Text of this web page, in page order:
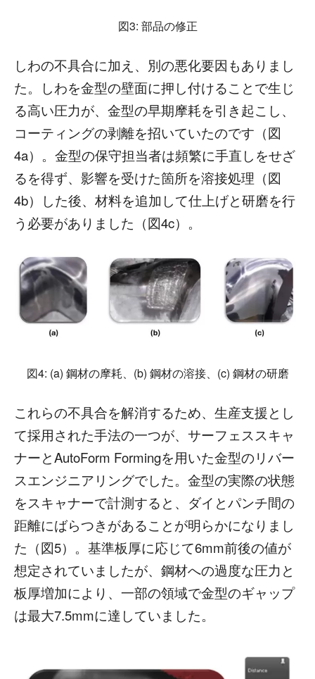
図3: 部品の修正
しわの不具合に加え、別の悪化要因もありまし
た。しわを金型の壁面に押し付けることで生じ
る高い圧力が、金型の早期摩耗を引き起こし、
コーティングの剥離を招いていたのです（図
4a）。金型の保守担当者は頻繁に手直しをせざ
るを得ず、影響を受けた箇所を溶接処理（図
4b）した後、材料を追加して仕上げと研磨を行
う必要がありました（図4c）。
図4: (a) 鋼材の摩耗、(b) 鋼材の溶接、(c) 鋼材の研磨
これらの不具合を解消するため、生産支援とし
て採用された手法の一つが、サーフェススキャ
ナーとAutoForm Formingを用いた金型のリバー
スエンジニアリングでした。金型の実際の状態
をスキャナーで計測すると、ダイとパンチ間の
距離にばらつきがあることが明らかになりまし
た（図5）。基準板厚に応じて6mm前後の値が
想定されていましたが、鋼材への過度な圧力と
板厚増加により、一部の領域で金型のギャップ
は最大7.5mmに達していました。